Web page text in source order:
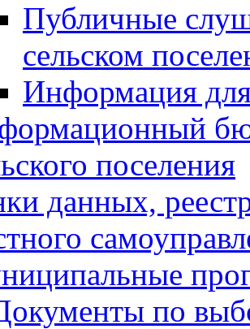
Публичные
сельском
Информация
поселения
данных,
по